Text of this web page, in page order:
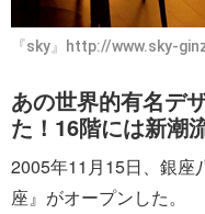
『sky』http://www.sky-
あの世界的有名デ
た！16階には新潮
2005年11月15日、銀座
座』がオープンした。